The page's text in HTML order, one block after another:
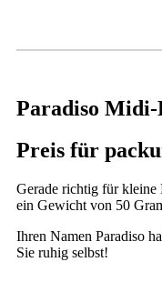
Paradiso Midi-
Preis für
Gerade richtig für kleine
ein Gewicht von 50
Ihren Namen Paradiso
Sie ruhig selbst!